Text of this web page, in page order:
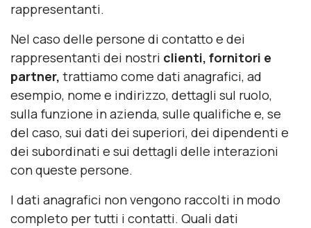
rappresentanti.
Nel caso delle persone di contatto e dei
rappresentanti dei nostri clienti, fornitori e
partner, trattiamo come dati anagrafici, ad
esempio, nome e indirizzo, dettagli sul ruolo,
sulla funzione in azienda, sulle qualifiche e, se
del caso, sui dati dei superiori, dei dipendenti e
dei subordinati e sui dettagli delle interazioni
con queste persone.
I dati anagrafici non vengono raccolti in modo
completo per tutti i contatti. Quali dati